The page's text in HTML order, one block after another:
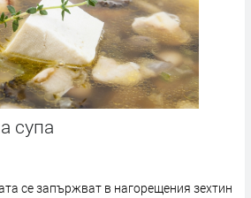
супа
се запържват в нагорещения зехтин